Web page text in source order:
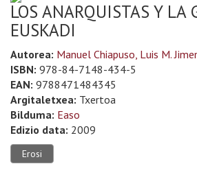
LOS ANARQUISTAS Y LA
EUSKADI
Autorea: Manuel Chiapuso, Luis M.
ISBN: 978-84-7148-434-5
EAN: 9788471484345
Argitaletxea: Txertoa
Bilduma: Easo
Edizio data: 2009
Erosi